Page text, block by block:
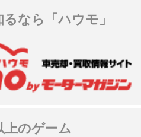
なら「ハウモ」
上のゲーム